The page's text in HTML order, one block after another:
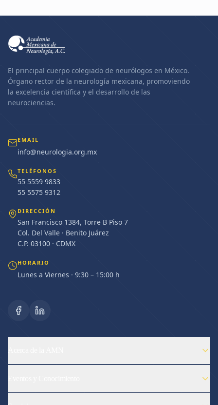
El principal cuerpo colegiado de neurólogos en México.
Órgano rector de la neurología mexicana, promoviendo
la excelencia científica y el desarrollo de las
neurociencias.
EMAIL
info@neurologia.org.mx
TELÉFONOS
55 5559 9833
55 5575 9312
DIRECCIÓN
San Francisco 1384, Torre B Piso 7
Col. Del Valle · Benito Juárez
C.P. 03100 · CDMX
HORARIO
Lunes a Viernes · 9:30 – 15:00 h